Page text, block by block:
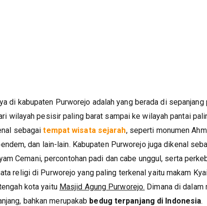
di kabupaten Purworejo adalah yang berada di
wilayah pesisir paling barat sampai ke wilayah pantai
sebagaitempat wisata sejarah, seperti monumen
dan lain-lain. Kabupaten Purworejo juga dikenal
Cemani, percontohan padi dan cabe unggul, serta
religi di Purworejo yang paling terkenal yaitu makam
kota yaitu Masjid Agung Purworejo. Dimana di dalam
bahkan merupakab bedug terpanjang di Indonesia.